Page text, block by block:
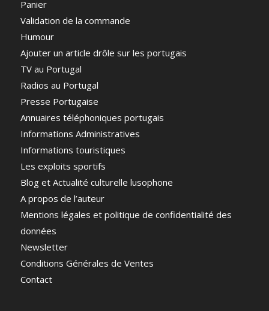
Panier
Validation de la commande
Humour
Ajouter un article drôle sur les portugais
TV au Portugal
Radios au Portugal
Presse Portugaise
Annuaires téléphoniques portugais
Informations Administratives
Informations touristiques
Les exploits sportifs
Blog et Actualité culturelle lusophone
A propos de l’auteur
Mentions légales et politique de confidentialité des
données
Newsletter
Conditions Générales de Ventes
Contact